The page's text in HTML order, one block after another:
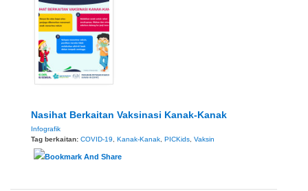
Nasihat Berkaitan Vaksinasi Kanak-Kanak
Infografik
Tag berkaitan: COVID-19 Kanak-Kanak PICKids Vaksin